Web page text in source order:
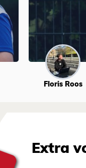
Floris Roos
Extra